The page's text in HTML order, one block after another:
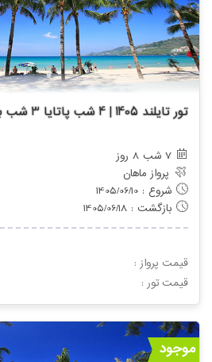
تور تایلند 1405 | 4 شب پاتایا 3 شب بانکوک -4
7 شب 8 روز
پرواز ماهان
شروع : 1405/06/10
بازگشت : 1405/06/18
قیمت پرواز :
: قیمت تور
موجود